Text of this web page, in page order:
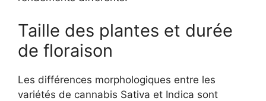
Taille des plantes et durée
de floraison
Les différences morphologiques entre les
variétés de cannabis Sativa et Indica sont